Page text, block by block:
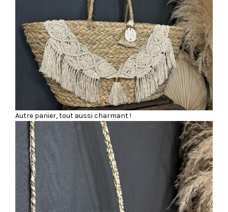
Autre panier, tout aussi charmant !